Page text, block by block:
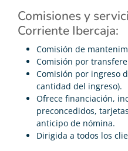
Comisiones y
Corriente Ibercaja:
Comisión de
Comisión por
Comisión por ingreso
cantidad del ingreso).
Ofrece financiación,
preconcedidos,
anticipo de nómina.
Dirigida a todos los